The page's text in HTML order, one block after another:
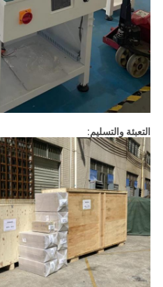
التعبئة والتسليم: